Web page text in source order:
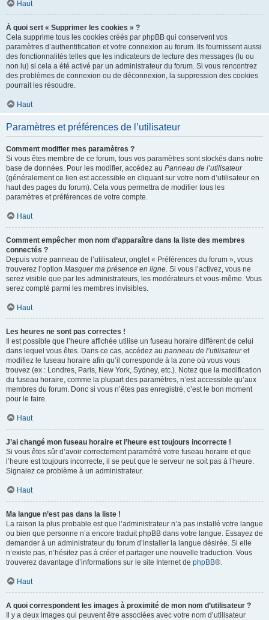
Haut
À quoi sert « Supprimer les cookies » ?
Cela supprime tous les cookies créés par phpBB qui conservent vos
paramètres d’authentification et votre connexion au forum. Ils fournissent aussi
des fonctionnalités telles que les indicateurs de lecture des messages (lu ou
non lu) si cela a été activé par un administrateur du forum. Si vous rencontrez
des problèmes de connexion ou de déconnexion, la suppression des cookies
pourrait les résoudre.
Haut
Paramètres et préférences de l’utilisateur
Comment modifier mes paramètres ?
Si vous êtes membre de ce forum, tous vos paramètres sont stockés dans notre
base de données. Pour les modifier, accédez au Panneau de l’utilisateur
(généralement ce lien est accessible en cliquant sur votre nom d’utilisateur en
haut des pages du forum). Cela vous permettra de modifier tous les
paramètres et préférences de votre compte.
Haut
Comment empêcher mon nom d’apparaître dans la liste des membres
connectés ?
Depuis votre panneau de l’utilisateur, onglet « Préférences du forum », vous
trouverez l’option Masquer ma présence en ligne. Si vous l’activez, vous ne
serez visible que par les administrateurs, les modérateurs et vous-même. Vous
serez compté parmi les membres invisibles.
Haut
Les heures ne sont pas correctes !
Il est possible que l’heure affichée utilise un fuseau horaire différent de celui
dans lequel vous êtes. Dans ce cas, accédez au panneau de l’utilisateuret
modifiez le fuseau horaire afin qu’il corresponde à la zone où vous vous
trouvez (ex : Londres, Paris, New York, Sydney, etc.). Notez que la modification
du fuseau horaire, comme la plupart des paramètres, n’est accessible qu’aux
membres du forum. Donc si vous n’êtes pas enregistré, c’est le bon moment
pour le faire.
Haut
J’ai changé mon fuseau horaire et l’heure est toujours incorrecte !
Si vous êtes sûr d’avoir correctement paramétré votre fuseau horaire et que
l’heure est toujours incorrecte, il se peut que le serveur ne soit pas à l’heure.
Signalez ce problème à un administrateur.
Haut
Ma langue n’est pas dans la liste !
La raison la plus probable est que l’administrateur n’a pas installé votre langue
ou bien que personne n’a encore traduit phpBB dans votre langue. Essayez de
demander à un administrateur du forum d’installer la langue désirée. Si elle
n’existe pas, n’hésitez pas à créer et partager une nouvelle traduction. Vous
trouverez davantage d’informations sur le site Internet de phpBB®.
Haut
A quoi correspondent les images à proximité de mon nom d’utilisateur ?
Il y a deux images qui peuvent être associées avec votre nom d’utilisateur